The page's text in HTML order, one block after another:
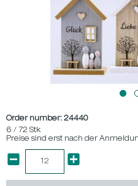
Order number: 24440
6 / 72 Stk
Preise sind erst nach der